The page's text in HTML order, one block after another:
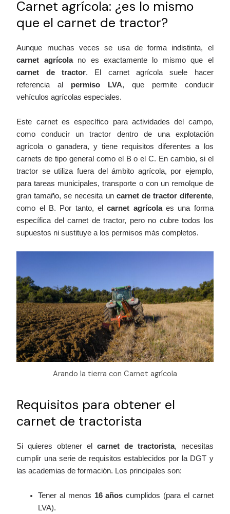
Carnet agrícola: ¿es lo mismo
que el carnet de tractor?
Aunque muchas veces se usa de forma indistinta, el
carnet agrícolano es exactamente lo mismo que el
carnet de tractor. El carnet agrícola suele hacer
referencia al permiso LVA, que permite conducir
vehículos agrícolas especiales.
Este carnet es específico para actividades del campo,
como conducir un tractor dentro de una explotación
agrícola o ganadera, y tiene requisitos diferentes a los
carnets de tipo general como el B o el C. En cambio, si el
tractor se utiliza fuera del ámbito agrícola, por ejemplo,
para tareas municipales, transporte o con un remolque de
gran tamaño, se necesita un carnet de tractor diferente,
como el B. Por tanto, elcarnet agrícolaes una forma
específica del carnet de tractor, pero no cubre todos los
supuestos ni sustituye a los permisos más completos.
Arando la tierra con Carnet agrícola
Requisitos para obtener el
carnet de tractorista
Si quieres obtener el carnet de tractorista, necesitas
cumplir una serie de requisitos establecidos por la DGT y
las academias de formación. Los principales son:
Tener al menos 16 años cumplidos (para el carnet
LVA).